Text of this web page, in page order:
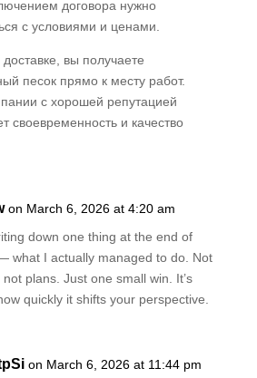
договора нужно
с условиями и ценами.
вы получаете
песок прямо к месту работ.
с хорошей репутацией
своевременность и качество
on March 6, 2026 at 4:20 am
down one thing at the end of
what I actually managed to do. Not
plans. Just one small win. It’s
quickly it shifts your perspective.
on March 6, 2026 at 11:44 pm